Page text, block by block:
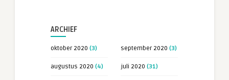
ARCHIEF
oktober 2020 (3) september 2020 (3)
augustus 2020 (4) juli 2020 (31)